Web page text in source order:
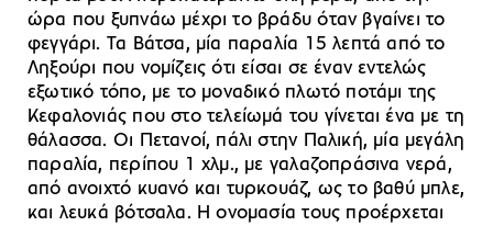
ώρα που ξυπνάω μέχρι το βράδυ όταν βγαίνει το
φεγγάρι. Τα Βάτσα, μία παραλία 15 λεπτά από το
Ληξούρι που νομίζεις ότι είσαι σε έναν εντελώς
εξωτικό τόπο, με το μοναδικό πλωτό ποτάμι της
Κεφαλονιάς που στο τελείωμά του γίνεται ένα με τη
θάλασσα. Οι Πετανοί, πάλι στην Παλική, μία μεγάλη
παραλία, περίπου 1 χλμ., με γαλαζοπράσινα νερά,
από ανοιχτό κυανό και τυρκουάζ, ως το βαθύ μπλε,
και λευκά βότσαλα. Η ονομασία τους προέρχεται